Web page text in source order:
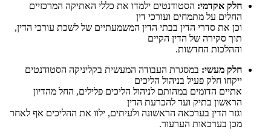
חלק אקדמי: הסטודנטים ילמדו את כללי האתיקה המרכזיים
החלים על מתמחים ועורכי דין
וכן את סדרי הדין בבתי הדין המשמעתיים של לשכת עורכי הדין,
תוך סקירה של הדין הקיים
וההלכות החדשות.
חלק מעשי: במסגרת העבודה המעשית בקליניקה הסטודנטים
ייקחו חלק פעיל בניהול הליכים
אתיים הדומים במהותם לניהול הליכים פלילים, החל מהדיון
הראשון בתיק ועד להכרעת הדין
וגזר הדין בערכאה הראשונה ולעיתים, ילוו את ההליכים אף לאחר
מכן בערכאות הערעור.